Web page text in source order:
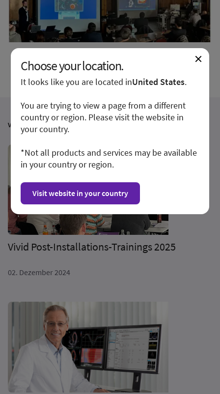
Verwandte Beiträge
Vivid Post-Installations-Trainings 2025
02. Dezember 2024
Choose your location.
It looks like you are located inUnited States.
You are trying to view a page from a different
country or region. Please visit the website in
your country.
*Not all products and services may be available
in your country or region.
Visit website in your country